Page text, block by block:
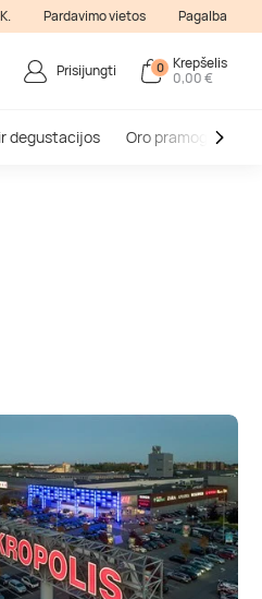
Pardavimo vietos Pagalba
Prisijungti 0 Krepšelis
0,00 €
degustacijos Oro pramogos